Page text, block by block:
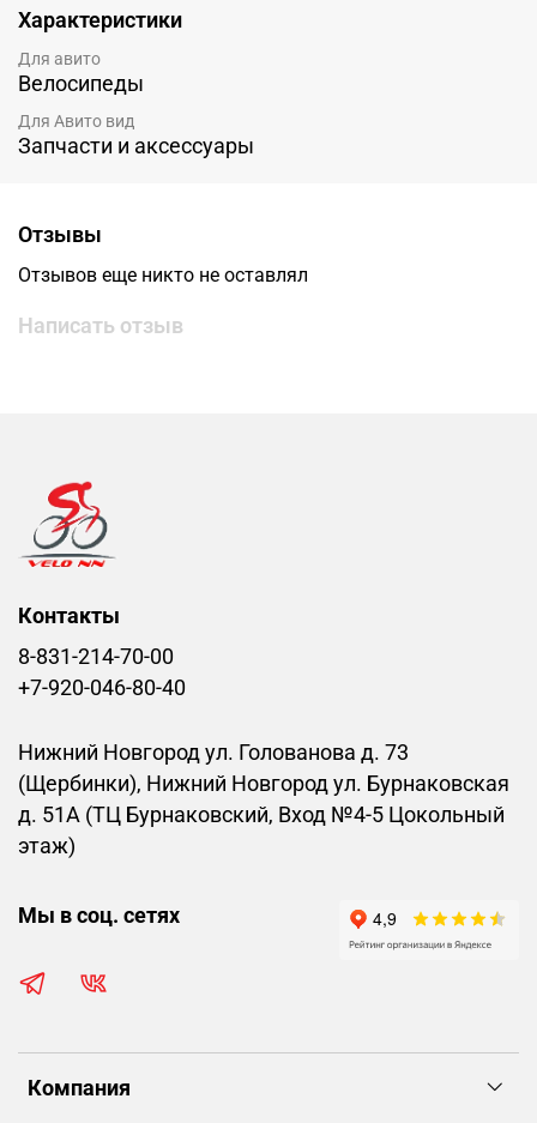
Характеристики
Для авито
Велосипеды
Для Авито вид
Запчасти и аксессуары
Отзывы
Отзывов еще никто не оставлял
Написать отзыв
Компания
Контакты
8-831-214-70-00
+7-920-046-80-40
Нижний Новгород ул. Голованова д. 73
(Щербинки), Нижний Новгород ул. Бурнаковская
д. 51А (ТЦ Бурнаковский, Вход №4-5 Цокольный
этаж)
Мы в соц. сетях